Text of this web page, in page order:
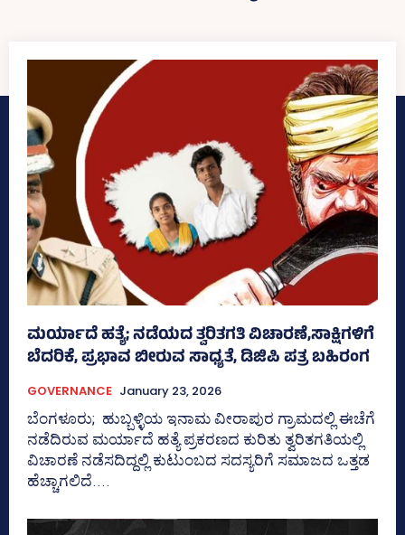
ಮರ್ಯಾದೆ ಹತ್ಯೆ; ನಡೆಯದ ತ್ವರಿತಗತಿ ವಿಚಾರಣೆ,ಸಾಕ್ಷಿಗಳಿಗೆ
ಬೆದರಿಕೆ, ಪ್ರಭಾವ ಬೀರುವ ಸಾಧ್ಯತೆ, ಡಿಜಿಪಿ ಪತ್ರ ಬಹಿರಂಗ
GOVERNANCE January 23, 2026
ಬೆಂಗಳೂರು; ಹುಬ್ಬಳ್ಳಿಯ ಇನಾಮ ವೀರಾಪುರ ಗ್ರಾಮದಲ್ಲಿ ಈಚೆಗೆ
ನಡೆದಿರುವ ಮರ್ಯಾದೆ ಹತ್ಯೆ ಪ್ರಕರಣದ ಕುರಿತು ತ್ವರಿತಗತಿಯಲ್ಲಿ
ವಿಚಾರಣೆ ನಡೆಸದಿದ್ದಲ್ಲಿ ಕುಟುಂಬದ ಸದಸ್ಯರಿಗೆ ಸಮಾಜದ ಒತ್ತಡ
ಹೆಚ್ಚಾಗಲಿದೆ....